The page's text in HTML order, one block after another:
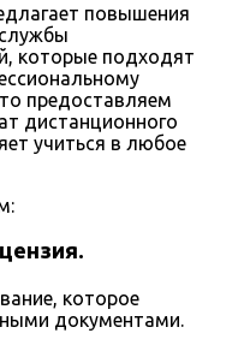
повышения
которые подходят
предоставляем
дистанционного
учиться в любое
которое
документами.